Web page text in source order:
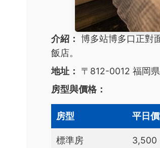
介紹： 博多站博多口正對
飯店。
地址：
〒812-0012 福岡
房型與價格：
房型 平日
標準房 3,500